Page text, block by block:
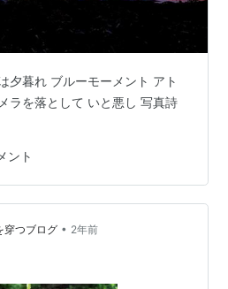
夕暮れ ブルーモーメント アト
ラを落として いと悪し 写真詩
ント
穿つブログ • 2年前